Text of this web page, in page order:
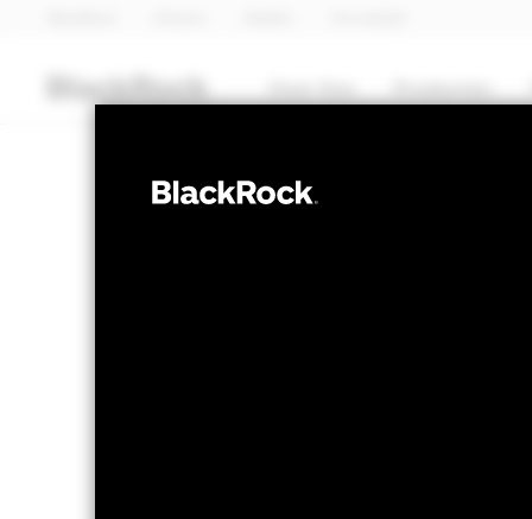
AANDELEN
BSF